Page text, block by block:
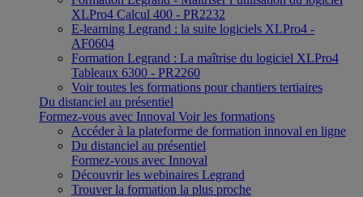
XLPro4 Calcul 400 - PR2232
E-learning Legrand : la suite logiciels XLPro4 -
AF0604
Formation Legrand : La maîtrise du logiciel XLPro4
Tableaux 6300 - PR2260
Voir toutes les formations pour chantiers tertiaires
Du distanciel au présentiel
Formez-vous avec Innoval Voir les formations
Accéder à la plateforme de formation innoval en ligne
Du distanciel au présentiel
Formez-vous avec Innoval
Découvrir les webinaires Legrand
Trouver la formation la plus proche